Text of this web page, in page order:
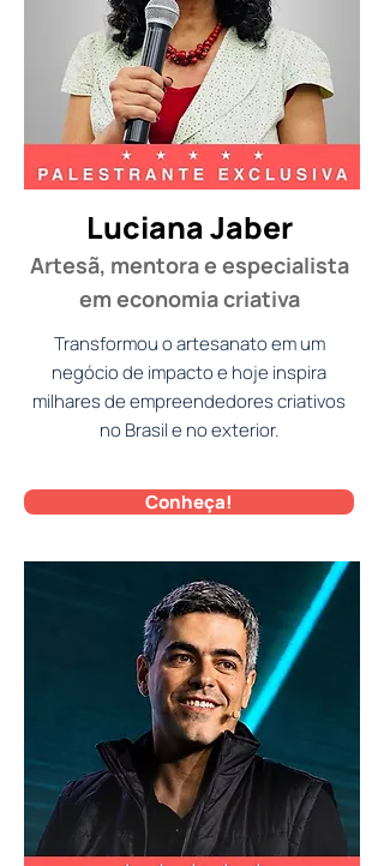
Luciana Jaber
Artesã, mentora e especialista
em economia criativa
Transformou o artesanato em um
negócio de impacto e hoje inspira
milhares de empreendedores criativos
no Brasil e no exterior.
Conheça!